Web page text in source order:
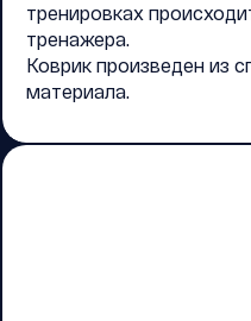
тренировках
тренажера.
Коврик произведен из
материала.